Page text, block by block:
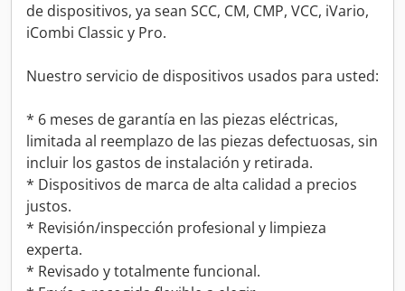
de dispositivos, ya sean SCC, CM, CMP, VCC, iVario,
iCombi Classic y Pro.
Nuestro servicio de dispositivos usados para usted:
* 6 meses de garantía en las piezas eléctricas,
limitada al reemplazo de las piezas defectuosas, sin
incluir los gastos de instalación y retirada.
* Dispositivos de marca de alta calidad a precios
justos.
* Revisión/inspección profesional y limpieza
experta.
* Revisado y totalmente funcional.